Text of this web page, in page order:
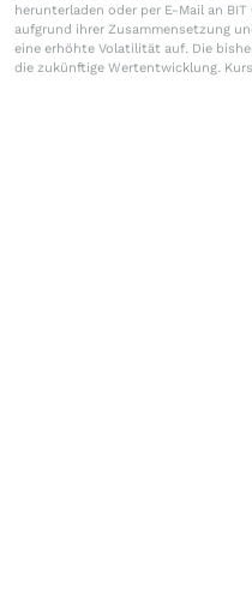
herunterladen oder per E-Mail an
aufgrund ihrer Zusammensetzung
eine erhöhte Volatilität auf. Die
die zukünftige Wertentwicklung.